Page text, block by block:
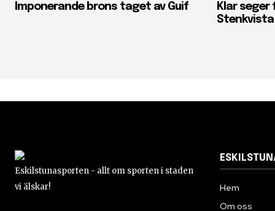
Imponerande brons taget av Guif
Klar
Stenkvista
Eskilstunasporten - allt om sporten i staden
vi älskar!
Hem
Om oss